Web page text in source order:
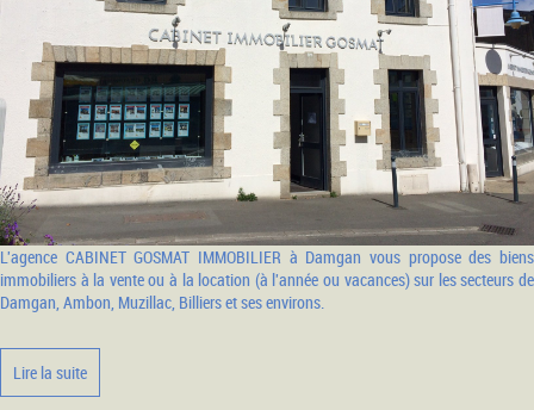
L'agence CABINET GOSMAT IMMOBILIER à Damgan vous propose des biens
immobiliers à la vente ou à la location (à l'année ou vacances) sur les secteurs de
Damgan, Ambon, Muzillac, Billiers et ses environs.
Lire la suite